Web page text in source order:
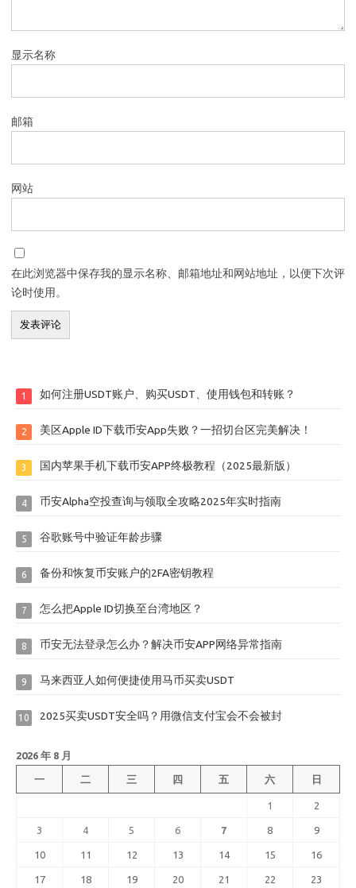
显示名称
邮箱
网站
在此浏览器中保存我的显示名称、邮箱地址和网站地址，以便下次评
论时使用。
1 如何注册USDT账户、购买USDT、使用钱包和转账？
2 美区Apple ID下载币安App失败？一招切台区完美解决！
3 国内苹果手机下载币安APP终极教程（2025最新版）
4 币安Alpha空投查询与领取全攻略2025年实时指南
5 谷歌账号中验证年龄步骤
6 备份和恢复币安账户的2FA密钥教程
7 怎么把Apple ID切换至台湾地区？
8 币安无法登录怎么办？解决币安APP网络异常指南
9 马来西亚人如何便捷使用马币买卖USDT
10 2025买卖USDT安全吗？用微信支付宝会不会被封
2026 年 8 月
一 二 三 四 五 六 日
1 2
3 4 5 6 7 8 9
10 11 12 13 14 15 16
17 18 19 20 21 22 23